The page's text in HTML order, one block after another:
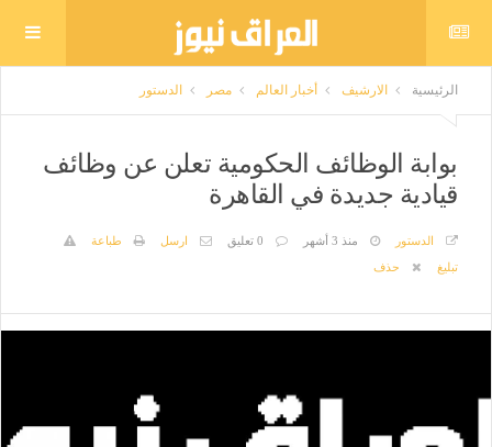
الرئيسية الارشيف أخبار العالم مصر الدستور
بوابة الوظائف الحكومية تعلن عن وظائف
قيادية جديدة في القاهرة
الدستور منذ 3 أشهر 0 تعليق ارسل
طباعة
تبليغ
حذف